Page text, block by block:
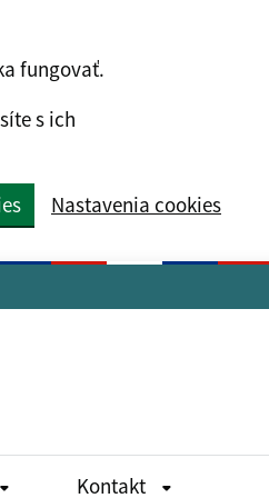
fungovať.
s ich
Nastavenia cookies
Kontakt